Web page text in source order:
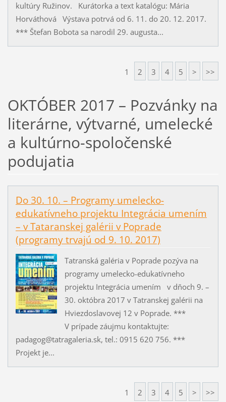
kultúry Ružinov. Kurátorka a text katalógu: Mária
Horváthová Výstava potrvá od 6. 11. do 20. 12. 2017.
*** Štefan Bobota sa narodil 29. augusta...
1 2 3 4 5 > >>
OKTÓBER 2017 – Pozvánky na
literárne, výtvarné, umelecké
a kultúrno-spoločenské
podujatia
Do 30. 10. – Programy umelecko-
edukatívneho projektu Integrácia umením
– v Tataranskej galérii v Poprade
(programy trvajú od 9. 10. 2017)
Tatranská galéria v Poprade pozýva na
programy umelecko-edukatívneho
projektu Integrácia umením v dňoch 9. –
30. októbra 2017 v Tatranskej galérii na
Hviezdoslavovej 12 v Poprade. ***
V prípade záujmu kontaktujte:
padagog@tatragaleria.sk, tel.: 0915 620 756. ***
Projekt je...
1 2 3 4 5 > >>